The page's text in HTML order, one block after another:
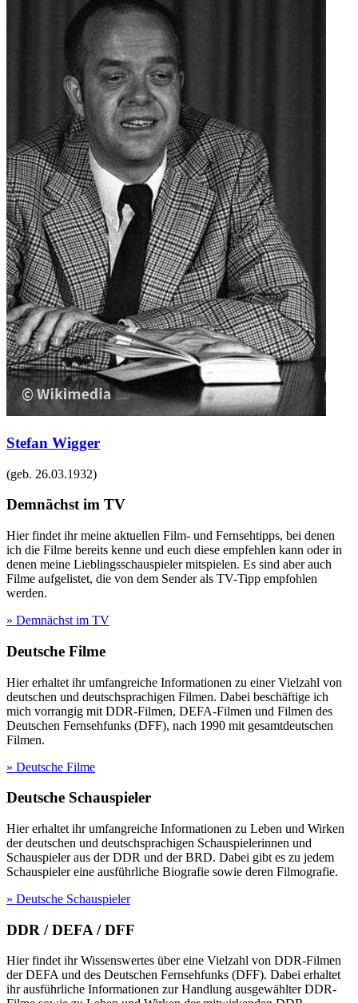
Stefan Wigger
(geb. 26.03.1932)
Demnächst im TV
Hier findet ihr meine aktuellen Film- und Fernsehtipps, bei denen
ich die Filme bereits kenne und euch diese empfehlen kann oder in
denen meine Lieblingsschauspieler mitspielen. Es sind aber auch
Filme aufgelistet, die von dem Sender als TV-Tipp empfohlen
werden.
» Demnächst im TV
Deutsche Filme
Hier erhaltet ihr umfangreiche Informationen zu einer Vielzahl von
deutschen und deutschsprachigen Filmen. Dabei beschäftige ich
mich vorrangig mit DDR-Filmen, DEFA-Filmen und Filmen des
Deutschen Fernsehfunks (DFF), nach 1990 mit gesamtdeutschen
Filmen.
» Deutsche Filme
Deutsche Schauspieler
Hier erhaltet ihr umfangreiche Informationen zu Leben und Wirken
der deutschen und deutschsprachigen Schauspielerinnen und
Schauspieler aus der DDR und der BRD. Dabei gibt es zu jedem
Schauspieler eine ausführliche Biografie sowie deren Filmografie.
» Deutsche Schauspieler
DDR / DEFA / DFF
Hier findet ihr Wissenswertes über eine Vielzahl von DDR-Filmen
der DEFA und des Deutschen Fernsehfunks (DFF). Dabei erhaltet
ihr ausführliche Informationen zur Handlung ausgewählter DDR-